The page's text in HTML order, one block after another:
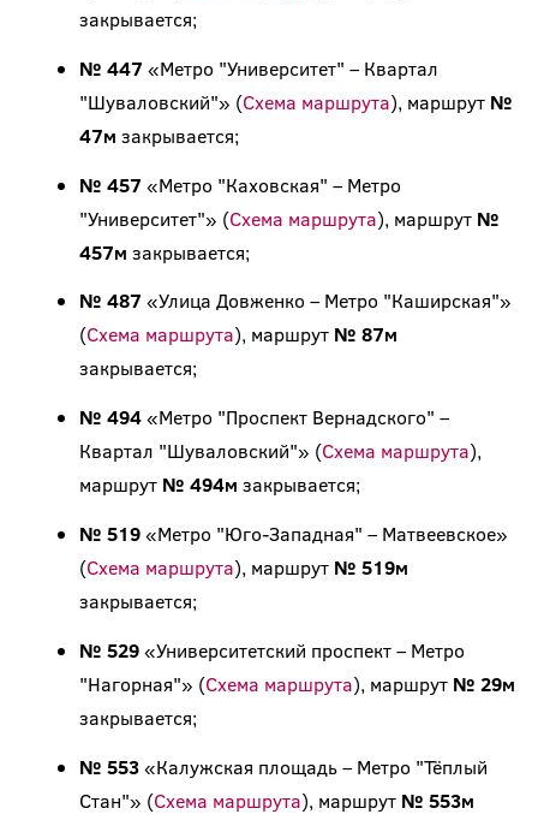
закрывается;
№ 447 «Метро "Университет" – Квартал
"Шуваловский"» (Схема маршрута), маршрут №
47м закрывается;
№ 457 «Метро "Каховская" – Метро
"Университет"» (Схема маршрута), маршрут №
457м закрывается;
№ 487 «Улица Довженко – Метро "Каширская"»
(Схема маршрута), маршрут № 87м
закрывается;
№ 494«Метро "Проспект Вернадского" –
Квартал "Шуваловский"» (Схема маршрута),
маршрут № 494м закрывается;
№ 519«Метро "Юго-Западная" – Матвеевское»
(Схема маршрута), маршрут № 519м
закрывается;
№ 529«Университетский проспект – Метро
"Нагорная"» (Схема маршрута), маршрут № 29м
закрывается;
№ 553«Калужская площадь – Метро "Тёплый
Стан"» (Схема маршрута), маршрут № 553м